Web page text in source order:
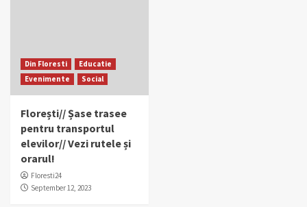
Din Floresti
Educatie
Evenimente
Social
Florești// Șase trasee
pentru transportul
elevilor// Vezi rutele și
orarul!
Floresti24
September 12, 2023